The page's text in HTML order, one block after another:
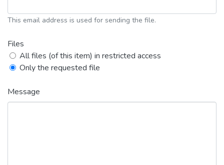
This email address is used for sending the file.
Files
All files (of this item) in restricted access
Only the requested file
Message